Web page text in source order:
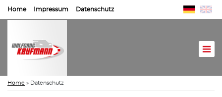
Home Impressum Datenschutz
Home » Datenschutz